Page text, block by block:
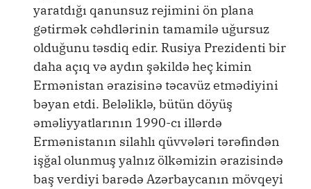
yaratdığı qanunsuz rejimini ön plana
gətirmək cəhdlərinin tamamilə uğursuz
olduğunu təsdiq edir. Rusiya Prezidenti bir
daha açıq və aydın şəkildə heç kimin
Ermənistan ərazisinə təcavüz etmədiyini
bəyan etdi. Beləliklə, bütün döyüş
əməliyyatlarının 1990-cı illərdə
Ermənistanın silahlı qüvvələri tərəfindən
işğal olunmuş yalnız ölkəmizin ərazisində
baş verdiyi barədə Azərbaycanın mövqeyi